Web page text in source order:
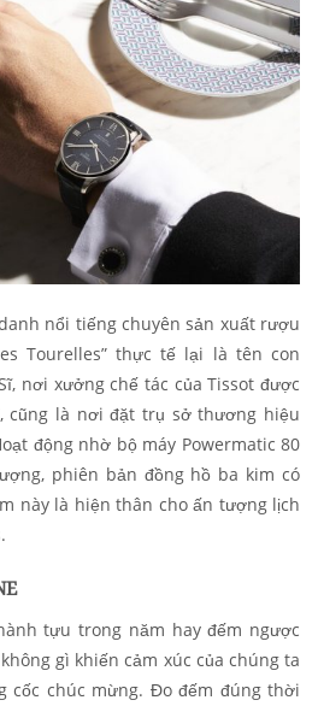
nổi tiếng chuyên sản xuất rượu
Tourelles” thực tế lại là tên con
nơi xưởng chế tác của Tissot được
cũng là nơi đặt trụ sở thương hiệu
động nhờ bộ máy Powermatic 80
phiên bản đồng hồ ba kim có
này là hiện thân cho ấn tượng lịch
tựu trong năm hay đếm ngược
gì khiến cảm xúc của chúng ta
cốc chúc mừng. Đo đếm đúng thời